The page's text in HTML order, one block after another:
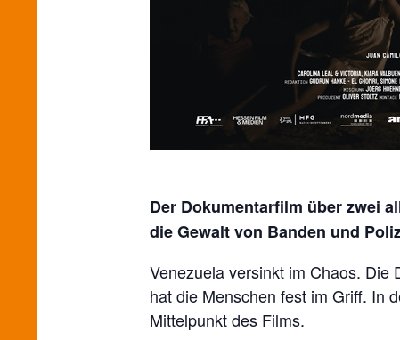
Der Dokumentarfilm über zwei
die Gewalt von Banden und
Venezuela versinkt im Chaos. Die
hat die Menschen fest im Griff. In
Mittelpunkt des Films.